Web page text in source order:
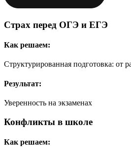
Страх перед ОГЭ и ЕГЭ
Как решаем:
Структурированная подготовка: от
Результат:
Уверенность на экзаменах
Конфликты в школе
Как решаем: